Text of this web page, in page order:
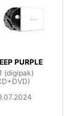
PURPLE
(digipak)